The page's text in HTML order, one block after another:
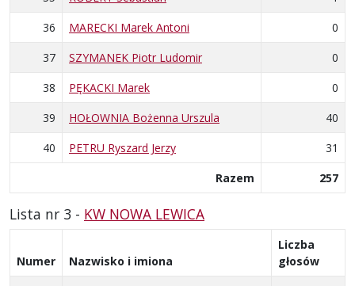
36
MARECKI Marek Antoni
0
37
SZYMANEK Piotr Ludomir
0
38
PĘKACKI Marek
0
39
HOŁOWNIA Bożenna Urszula
40
40
PETRU Ryszard Jerzy
31
Razem
257
Lista nr 3 - KW NOWA LEWICA
Numer Nazwisko i imiona
Liczba
głosów